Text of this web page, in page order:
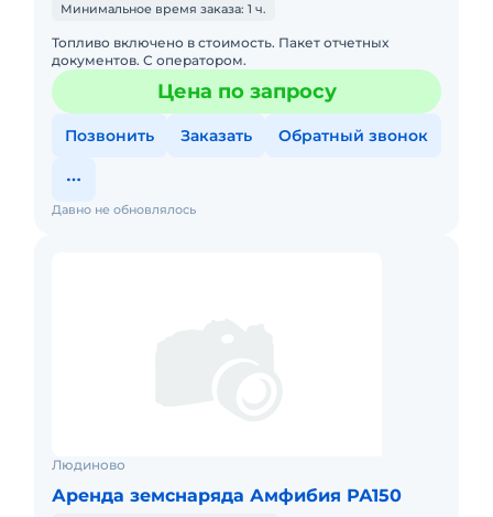
Минимальное время заказа: 1 ч.
Топливо включено в стоимость. Пакет отчетных
документов. С оператором.
Цена по запросу
Позвонить Заказать Обратный звонок
Давно не обновлялось
Людиново
Аренда земснаряда Амфибия РА150